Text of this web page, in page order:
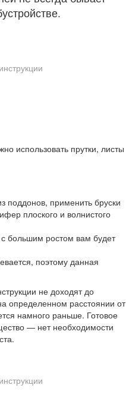
использовать прутки, листы
поддонов, применить бруски
плоского и волнистого
большим ростом вам будет
поэтому данная
не доходят до
определенном расстоянии от
намного раньше. Готовое
— нет необходимости